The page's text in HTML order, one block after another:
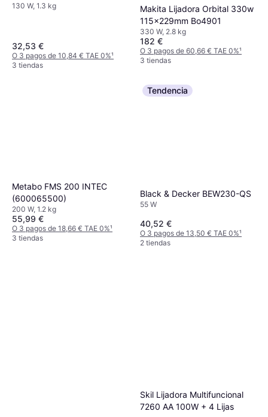
130 W, 1.3 kg
32,53 €
O 3 pagos de 10,84 € TAE 0%¹
3 tiendas
Makita Lijadora Orbital 330w
115x229mm Bo4901
330 W, 2.8 kg
182 €
O 3 pagos de 60,66 € TAE 0%¹
3 tiendas
Metabo FMS 200 INTEC
(600065500)
200 W, 1.2 kg
55,99 €
O 3 pagos de 18,66 € TAE 0%¹
3 tiendas
Tendencia
Black & Decker BEW230-QS
55 W
40,52 €
O 3 pagos de 13,50 € TAE 0%¹
2 tiendas
Skil Lijadora Multifuncional
7260 AA 100W + 4 Lijas